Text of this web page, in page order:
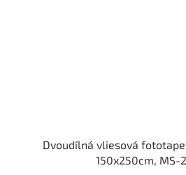
Dvoudílná vliesová
150x250cm, MS-